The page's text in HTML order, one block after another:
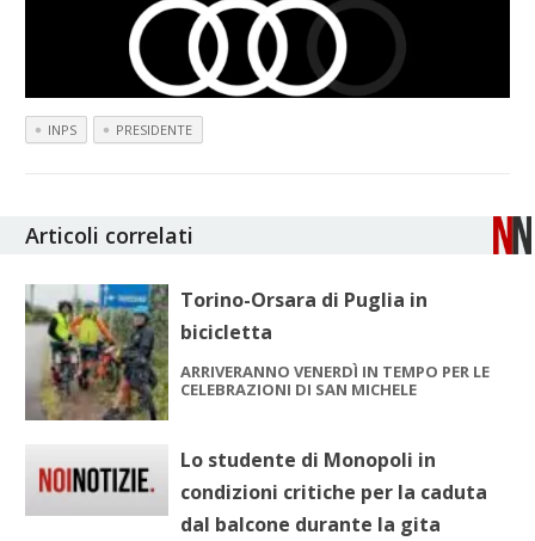
INPS PRESIDENTE
Articoli correlati
Torino-Orsara di Puglia in
bicicletta
ARRIVERANNO VENERDÌ IN TEMPO PER LE
CELEBRAZIONI DI SAN MICHELE
Lo studente di Monopoli in
condizioni critiche per la caduta
dal balcone durante la gita